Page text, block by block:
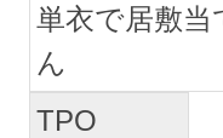
単衣で居敷
ん
TPO